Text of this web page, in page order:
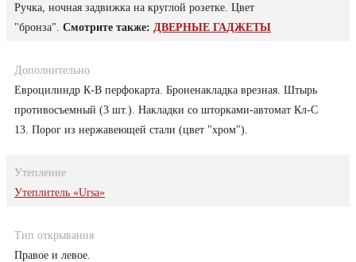
Ручка, ночная задвижка на круглой розетке. Цвет
"бронза". Смотрите также: ДВЕРНЫЕ ГАДЖЕТЫ
Дополнительно
Евроцилиндр К-В перфокарта. Броненакладка врезная. Штырь
противосъемный (3 шт.). Накладки со шторками-автомат Кл-С
13. Порог из нержавеющей стали (цвет "хром").
Утепление
Утеплитель «Ursa»
Тип открывания
Правое и левое.